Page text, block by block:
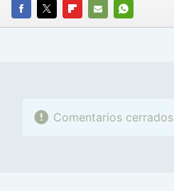
FACEBOOK
TWITTERFLIPBOARD
E-
WHATSAPP
Comentarios cerrados